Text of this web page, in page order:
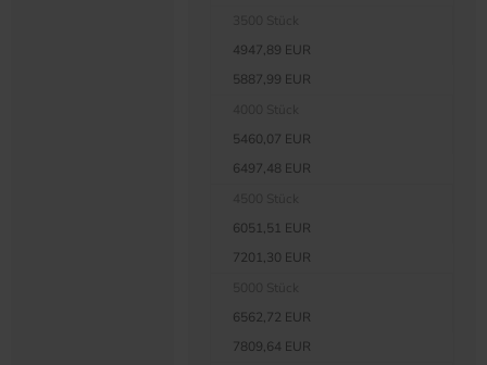
4947,89 EUR
5887,99 EUR
5460,07 EUR
6497,48 EUR
6051,51 EUR
7201,30 EUR
6562,72 EUR
7809,64 EUR